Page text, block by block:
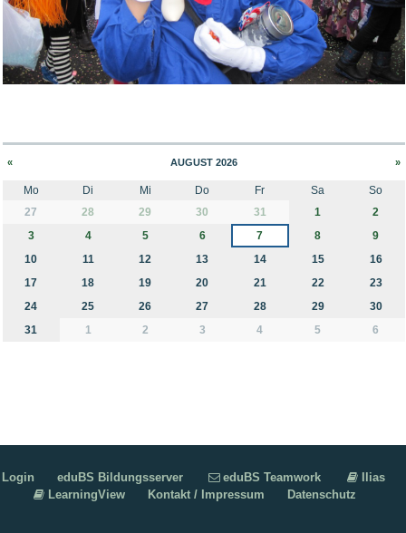
« AUGUST 2026 »
month-8
Mo Di Mi Do Fr Sa
So
27
28 29 30 31 1
2
3
4 5 6 7 8
9
10
11 12 13 14 15
16
17
18 19 20 21 22
23
24
25 26 27 28 29
30
31
1 2 3 4 5 6
Login eduBS Bildungsserver eduBS Teamwork
Ilias
LearningView
Kontakt / Impressum Datenschutz